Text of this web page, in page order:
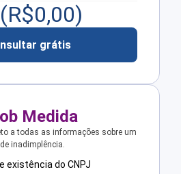
(R$0,00)
grátis
Medida
a todas as informações sobre um
inadimplência.
existência do CNPJ